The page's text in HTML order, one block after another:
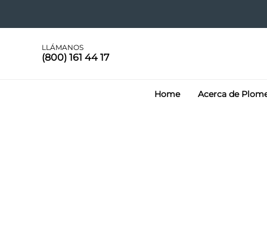
LLÁMANOS
(800) 161 44 17
Home Acerca de